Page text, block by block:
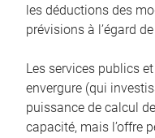
les déductions des
prévisions à l’égard
Les services publics
envergure (qui
puissance de calcul
capacité, mais l’offre